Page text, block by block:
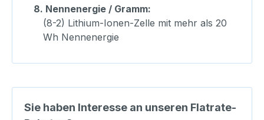
8. Nennenergie / Gramm:
(8-2) Lithium-Ionen-Zelle mit mehr als 20
Wh Nennenergie
Sie haben Interesse an unseren Flatrate-